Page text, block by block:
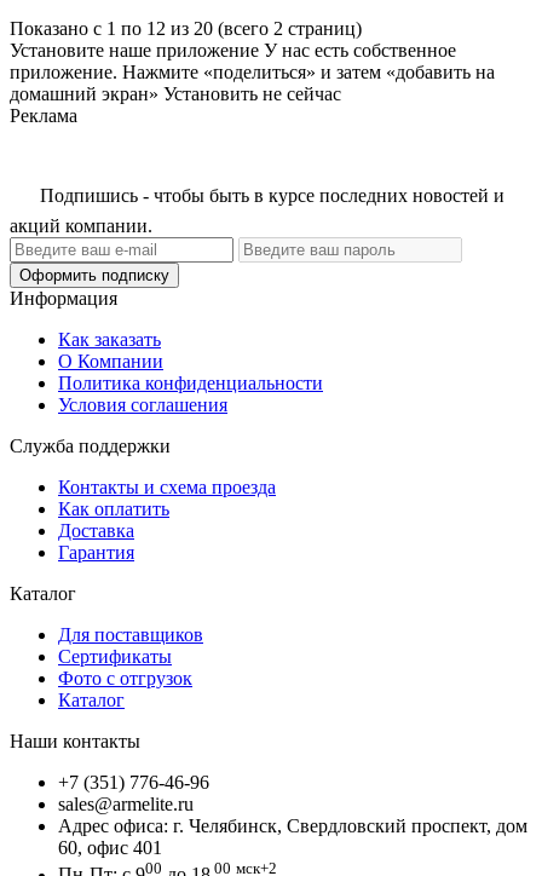
Показано с 1 по 12 из 20 (всего 2 страниц)
Установите наше приложение У нас есть собственное
приложение. Нажмите «поделиться» и затем «добавить на
домашний экран» Установить не сейчас
Реклама
Подпишись - чтобы быть в курсе последних новостей и
акций компании.
Оформить подписку
Информация
Как заказать
О Компании
Политика конфиденциальности
Условия соглашения
Служба поддержки
Контакты и схема проезда
Как оплатить
Доставка
Гарантия
Каталог
Для поставщиков
Сертификаты
Фото с отгрузок
Каталог
Наши контакты
+7 (351) 776-46-96
sales@armelite.ru
Адрес офиса: г. Челябинск, Свердловский проспект, дом
60, офис 401
00 00 мск+2